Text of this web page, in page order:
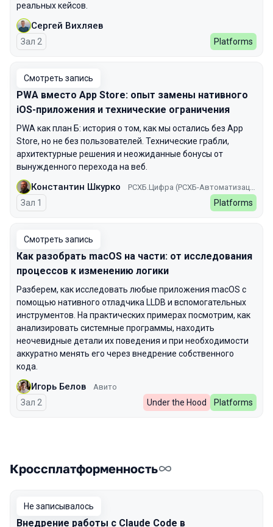
реальных кейсов.
Сергей Вихляев
Зал 2 Platforms
Смотреть запись
PWA вместо App Store: опыт замены нативного
iOS-приложения и технические ограничения
PWA как план Б: история о том, как мы остались без App
Store, но не без пользователей. Технические грабли,
архитектурные решения и неожиданные бонусы от
вынужденного перехода на веб.
Константин Шкурко
Зал 1 Platforms
Смотреть запись
Как разобрать macOS на части: от исследования
процессов к изменению логики
Разберем, как исследовать любые приложения macOS с
помощью нативного отладчика LLDB и вспомогательных
инструментов. На практических примерах посмотрим, как
анализировать системные программы, находить
неочевидные детали их поведения и при необходимости
аккуратно менять его через внедрение собственного
кода.
Игорь Белов Авито
Зал 2 Under the Hood Platforms
Кроссплатформенность
Не записывалось
Внедрение работы с Claude Code в